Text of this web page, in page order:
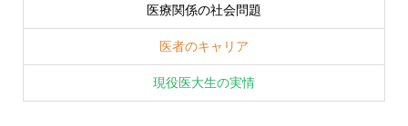
医療関係の社会問題
医者のキャリア
現役医大生の実情